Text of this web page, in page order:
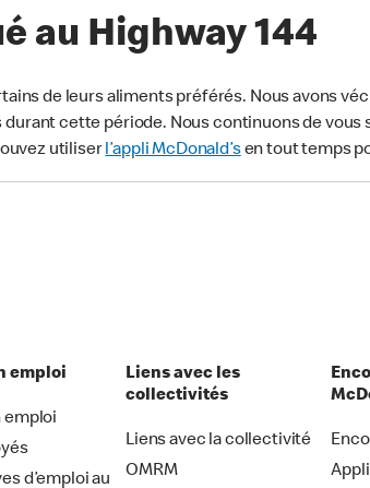
au Highway 144
de leurs aliments préférés. Nous avons
cette période. Nous continuons de
utiliserl’appli McDonald’sen tout temps
emploi
emploi
d’emploi au
Liens avec les
collectivités
Liens avec la collectivité
OMRM